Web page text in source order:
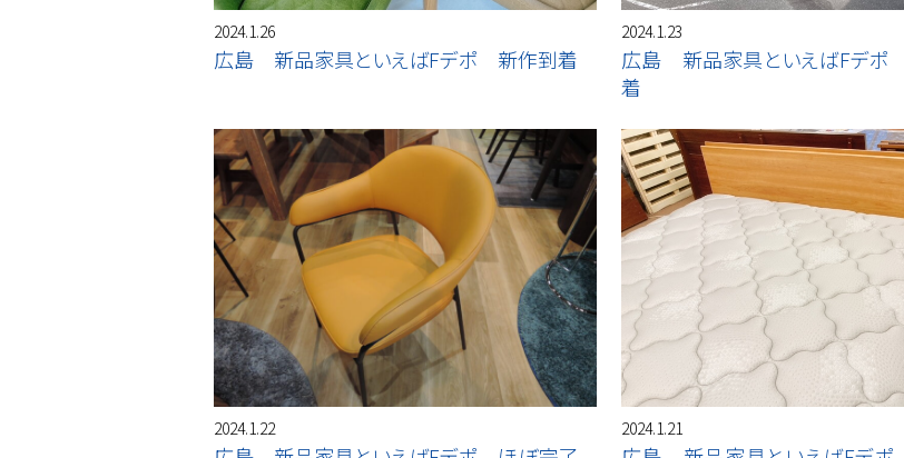
2024.1.26
広島 新品家具といえばFデポ 新作到着
2024.1.23
広島 新品家具といえばFデポ
着
2024.1.22 2024.1.21